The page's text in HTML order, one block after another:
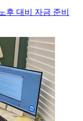
후 대비 자금 준비